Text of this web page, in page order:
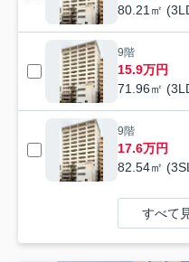
80.21㎡
9階
15.9万円
71.96㎡
9階
17.6万円
82.54㎡
すべて